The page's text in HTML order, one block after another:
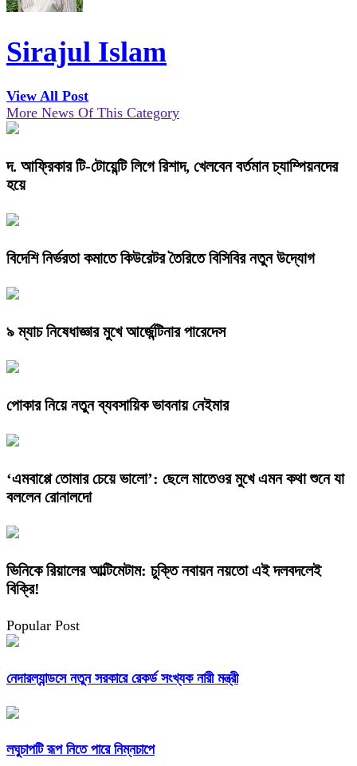
Sirajul Islam
View All Post
More News Of This Category
দ. আফ্রিকার টি-টোয়েন্টি লিগে রিশাদ, খেলবেন বর্তমান চ্যাম্পিয়নদের
হয়ে
বিদেশি নির্ভরতা কমাতে কিউরেটর তৈরিতে বিসিবির নতুন উদ্যোগ
৯ ম্যাচ নিষেধাজ্ঞার মুখে আর্জেন্টিনার পারেদেস
পোকার নিয়ে নতুন ব্যবসায়িক ভাবনায় নেইমার
‘এমবাপ্পে তোমার চেয়ে ভালো’: ছেলে মাতেওর মুখে এমন কথা শুনে যা
বললেন রোনালদো
ভিনিকে রিয়ালের আল্টিমেটাম: চুক্তি নবায়ন নয়তো এই দলবদলেই
বিক্রি!
Popular Post
নেদারল্যান্ডসে নতুন সরকারে রেকর্ড সংখ্যক নারী মন্ত্রী
লঘুচাপটি রূপ নিতে পারে নিম্নচাপে